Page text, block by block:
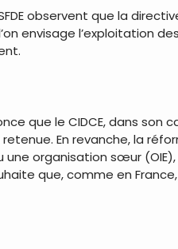
observent que la
envisage l’exploitation
que le CIDCE, dans
En revanche, la
une organisation sœur
que, comme en